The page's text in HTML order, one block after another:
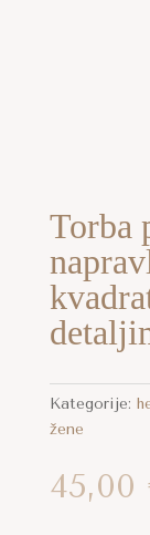
Torba
Kategorije:
žene
45,00